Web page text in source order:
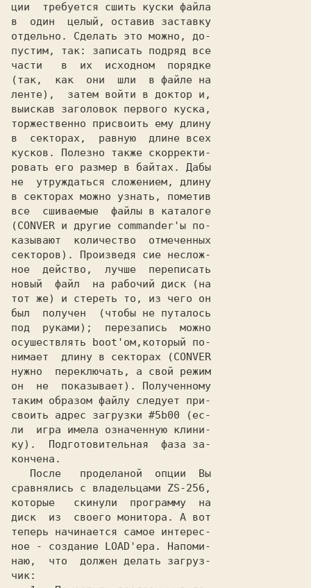
ции  требуется сшить куски файла
в  один  целый, оставив заставку
отдельно. Сделать это можно, до-
пустим, так: записать подряд все
части   в  их  исходном  порядке
(так,  как  они  шли  в файле на
ленте),  затем войти в доктор и,
выискав заголовок первого куска,
торжественно присвоить ему длину
в  секторах,  равную  длине всех
кусков. Полезно также скорректи-
ровать его размер в байтах. Дабы
не  утруждаться сложением, длину
в секторах можно узнать, пометив
все  сшиваемые  файлы в каталоге
(CONVER и другие commander'ы по-
казывают  количество  отмеченных
секторов). Произведя сие неслож-
ное  действо,  лучше  переписать
новый  файл  на рабочий диск (на
тот же) и стереть то, из чего он
был  получен  (чтобы не путалось
под  руками);  перезапись  можно
осушествлять boot'ом,который по-
нимает  длину в секторах (CONVER
нужно  переключать, а свой режим
он  не  показывает). Полученному
таким образом файлу следует при-
своить адрес загрузки #5b00 (ес-
ли  игра имела означенную клини-
ку).  Подготовительная  фаза за-
кончена.
сравнялись с владельцами ZS-256,
которые   скинули  программу  на
диск  из  своего монитора. А вот
теперь начинается самое интерес-
ное - создание LOAD'ера. Напоми-
наю,  что  должен делать загруз-
чик: